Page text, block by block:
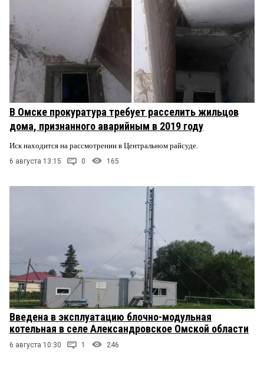
В Омске прокуратура требует расселить жильцов
дома, признанного аварийным в 2019 году
Иск находится на рассмотрении в Центральном райсуде.
6 августа 13:15 0 165
Введена в эксплуатацию блочно-модульная
котельная в селе Александровское Омской области
6 августа 10:30 1 246